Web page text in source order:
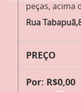
peças, acima
Rua
PREÇO
Por: R$0,00